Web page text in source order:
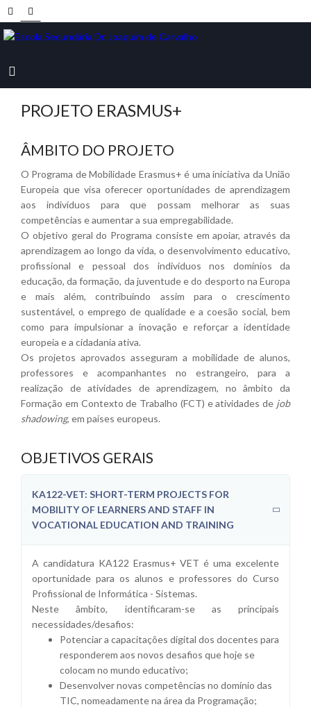
PROJETO ERASMUS+
ÂMBITO DO PROJETO
O Programa de Mobilidade Erasmus+ é uma iniciativa da União
Europeia que visa oferecer oportunidades de aprendizagem
aos indivíduos para que possam melhorar as suas
competências e aumentar a sua empregabilidade.
O objetivo geral do Programa consiste em apoiar, através da
aprendizagem ao longo da vida, o desenvolvimento educativo,
profissional e pessoal dos indivíduos nos domínios da
educação, da formação, da juventude e do desporto na Europa
e mais além, contribuindo assim para o crescimento
sustentável, o emprego de qualidade e a coesão social, bem
como para impulsionar a inovação e reforçar a identidade
europeia e a cidadania ativa.
Os projetos aprovados asseguram a mobilidade de alunos,
professores e acompanhantes no estrangeiro, para a
realização de atividades de aprendizagem, no âmbito da
Formação em Contexto de Trabalho (FCT) e atividades de job
shadowing, em países europeus.
OBJETIVOS GERAIS
KA122-VET: SHORT-TERM PROJECTS FOR
MOBILITY OF LEARNERS AND STAFF IN
VOCATIONAL EDUCATION AND TRAINING
A candidatura KA122 Erasmus+ VET é uma excelente
oportunidade para os alunos e professores do Curso
Profissional de Informática - Sistemas.
Neste âmbito, identificaram-se as principais
necessidades/desafios:
Potenciar a capacitações digital dos docentes para
responderem aos novos desafios que hoje se
colocam no mundo educativo;
Desenvolver novas competências no domínio das
TIC, nomeadamente na área da Programação;